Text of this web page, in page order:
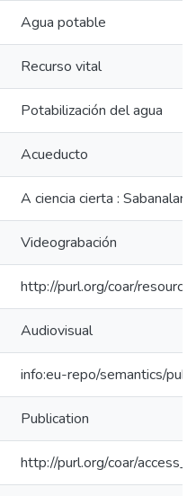
Agua potable
Recurso vital
Potabilización del agua
Acueducto
A ciencia cierta :
Videograbación
http://purl.org/coar/
Audiovisual
info:eu-repo/semantics/
Publication
http://purl.org/coar/